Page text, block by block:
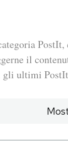
il
gli ultimi